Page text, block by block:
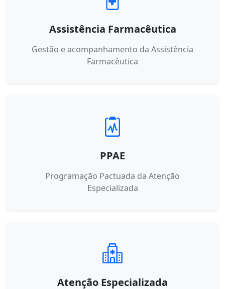
Assistência Farmacêutica
Gestão e acompanhamento da Assistência
Farmacêutica
PPAE
Programação Pactuada da Atenção
Especializada
Atenção Especializada